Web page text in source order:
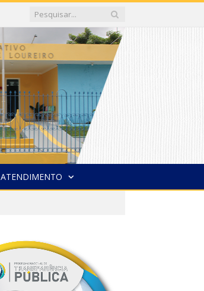
ATENDIMENTO